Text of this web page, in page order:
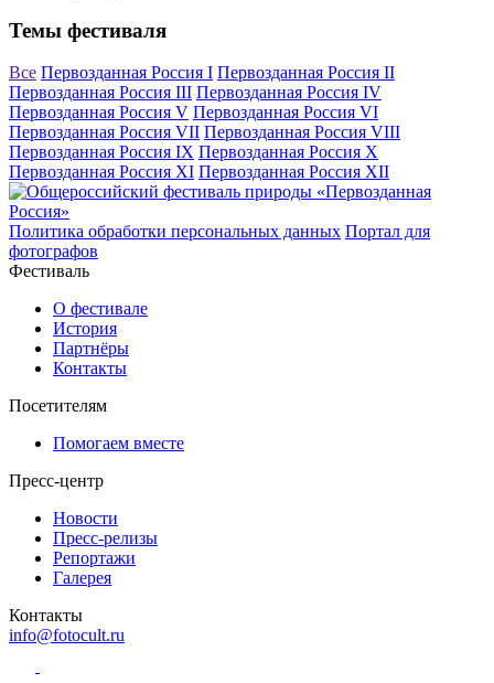
Темы фестиваля
Все Первозданная Россия I Первозданная Россия II
Первозданная Россия III Первозданная Россия IV
Первозданная Россия V Первозданная Россия VI
Первозданная Россия VII Первозданная Россия VIII
Первозданная Россия IX Первозданная Россия X
Первозданная Россия XI Первозданная Россия XII
Политика обработки персональных данных Портал для
фотографов
Фестиваль
О фестивале
История
Партнёры
Контакты
Посетителям
Помогаем вместе
Пресс-центр
Новости
Пресс-релизы
Репортажи
Галерея
Контакты
info@fotocult.ru